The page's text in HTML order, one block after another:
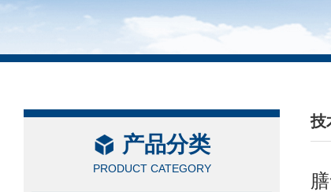
产品分类
PRODUCT CATEGORY
技
/